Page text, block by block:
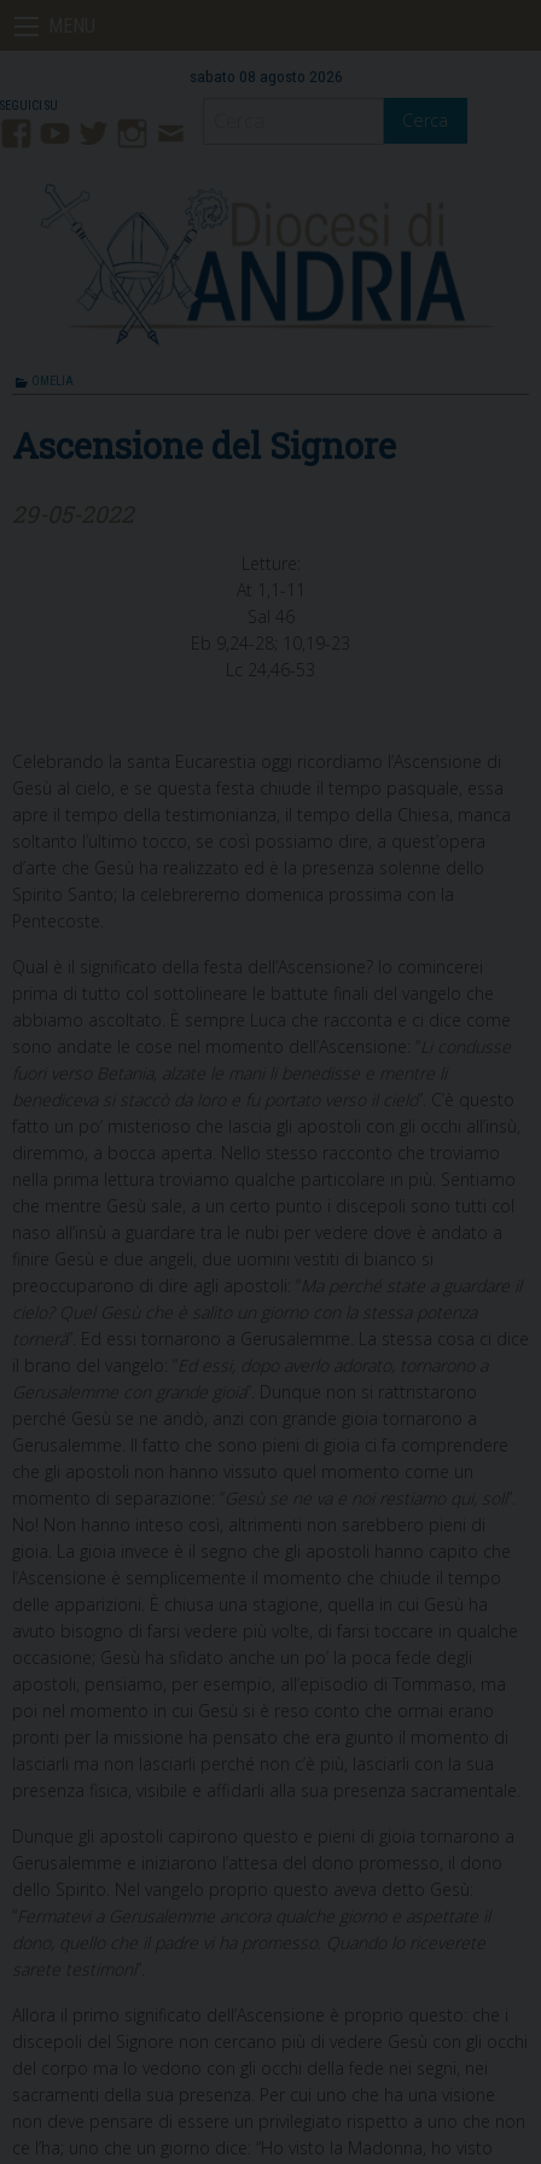
sabato 08 agosto 2026
Mail
Cerca
OMELIA
Ascensione del Signore
Letture:
At 1,1-11
Sal 46
Eb 9,24-28; 10,19-23
Lc 24,46-53
Celebrando la santa Eucarestia oggi ricordiamo l’Ascensione di
Gesù al cielo, e se questa festa chiude il tempo pasquale, essa
apre il tempo della testimonianza, il tempo della Chiesa, manca
soltanto l’ultimo tocco, se così possiamo dire, a quest’opera
d’arte che Gesù ha realizzato ed è la presenza solenne dello
Spirito Santo; la celebreremo domenica prossima con la
Pentecoste.
Qual è il significato della festa dell’Ascensione? Io comincerei
prima di tutto col sottolineare le battute finali del vangelo che
abbiamo ascoltato. È sempre Luca che racconta e ci dice come
sono andate le cose nel momento dell’Ascensione: “
fuori verso Betania, alzate le mani li benedisse e mentre li
”. C’è questo
fatto un po’ misterioso che lascia gli apostoli con gli occhi all’insù,
diremmo, a bocca aperta. Nello stesso racconto che troviamo
nella prima lettura troviamo qualche particolare in più. Sentiamo
che mentre Gesù sale, a un certo punto i discepoli sono tutti col
naso all’insù a guardare tra le nubi per vedere dove è andato a
finire Gesù e due angeli, due uomini vestiti di bianco si
preoccuparono di dire agli apostoli: “
Ma perché state a guardare il
cielo? Quel Gesù che è salito un giorno con la stessa potenza
”. Ed essi tornarono a Gerusalemme. La stessa cosa ci dice
il brano del vangelo: “
Gerusalemme con grande gioia
”. Dunque non si rattristarono
perché Gesù se ne andò, anzi con grande gioia tornarono a
Gerusalemme. Il fatto che sono pieni di gioia ci fa comprendere
che gli apostoli non hanno vissuto quel momento come un
momento di separazione: “
Gesù se ne va e noi restiamo qui, soli
No! Non hanno inteso così, altrimenti non sarebbero pieni di
gioia. La gioia invece è il segno che gli apostoli hanno capito che
l’Ascensione è semplicemente il momento che chiude il tempo
delle apparizioni. È chiusa una stagione, quella in cui Gesù ha
avuto bisogno di farsi vedere più volte, di farsi toccare in qualche
occasione; Gesù ha sfidato anche un po’ la poca fede degli
apostoli, pensiamo, per esempio, all’episodio di Tommaso, ma
poi nel momento in cui Gesù si è reso conto che ormai erano
pronti per la missione ha pensato che era giunto il momento di
lasciarli ma non lasciarli perché non c’è più, lasciarli con la sua
presenza fisica, visibile e affidarli alla sua presenza sacramentale.
Dunque gli apostoli capirono questo e pieni di gioia tornarono a
Gerusalemme e iniziarono l’attesa del dono promesso, il dono
dello Spirito. Nel vangelo proprio questo aveva detto Gesù:
Fermatevi a Gerusalemme ancora qualche giorno e aspettate il
Allora il primo significato dell’Ascensione è proprio questo: che i
discepoli del Signore non cercano più di vedere Gesù con gli occhi
del corpo ma lo vedono con gli occhi della fede nei segni, nei
sacramenti della sua presenza. Per cui uno che ha una visione
non deve pensare di essere un privilegiato rispetto a uno che non
ce l’ha; uno che un giorno dice: “Ho visto la Madonna, ho visto